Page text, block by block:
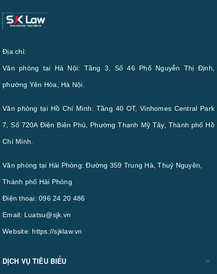
Địa chỉ:
Văn phòng tại Hà Nội: Tầng 3, Số 46 Phố Nguyễn Thị Định,
phường Yên Hòa, Hà Nội.
Văn phòng tại Hồ Chí Minh: Tầng 40 OT, Vinhomes Central Park
7, Số 720A Điện Biên Phủ, Phường Thạnh Mỹ Tây, Thành phố Hồ
Chí Minh.
Văn phòng tại Hải Phòng: Đường 359 Trung Hà, Thuỷ Nguyên,
Thành phố Hải Phòng
Điện thoại: 096 24 20 486
Email: Luatsu@sjk.vn
Website: https://sjklaw.vn
DỊCH VỤ TIÊU BIỂU